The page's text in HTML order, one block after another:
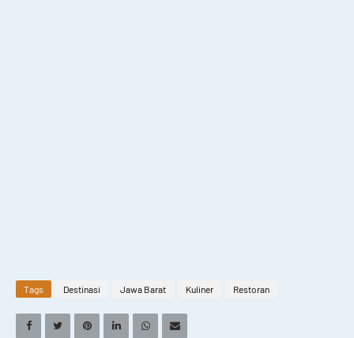
Tags Destinasi Jawa Barat Kuliner Restoran